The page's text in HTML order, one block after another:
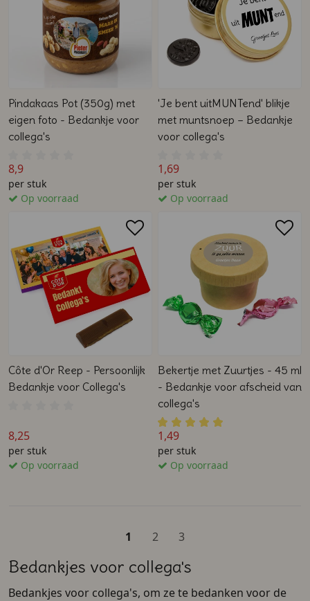
Pindakaas Pot (350g) met
eigen foto - Bedankje voor
collega's
8,9
per stuk
Op voorraad
'Je bent uitMUNTend' blikje
met muntsnoep – Bedankje
voor collega's
1,69
per stuk
Op voorraad
Côte d'Or Reep - Persoonlijk
Bedankje voor Collega's
8,25
per stuk
Op voorraad
Bekertje met Zuurtjes - 45 ml
- Bedankje voor afscheid van
collega's
1,49
per stuk
Op voorraad
1 2 3
Bedankjes voor collega's
Bedankjes voor collega's, om ze te bedanken voor de